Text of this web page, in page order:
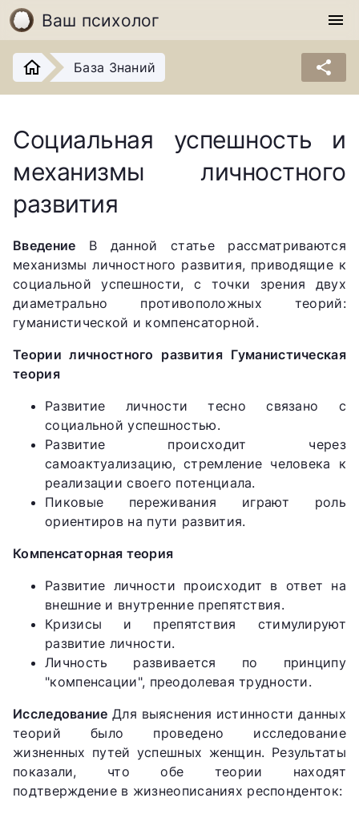
Ваш психолог menu
База Знаний share
Социальная успешность и
механизмы личностного
развития
Введение В данной статье рассматриваются
механизмы личностного развития, приводящие к
социальной успешности, с точки зрения двух
диаметрально противоположных теорий:
гуманистической и компенсаторной.
Теории личностного развития Гуманистическая
теория
Развитие личности тесно связано с
социальной успешностью.
Развитие происходит через
самоактуализацию, стремление человека к
реализации своего потенциала.
Пиковые переживания играют роль
ориентиров на пути развития.
Компенсаторная теория
Развитие личности происходит в ответ на
внешние и внутренние препятствия.
Кризисы и препятствия стимулируют
развитие личности.
Личность развивается по принципу
"компенсации", преодолевая трудности.
Исследование Для выяснения истинности данных
теорий было проведено исследование
жизненных путей успешных женщин. Результаты
показали, что обе теории находят
подтверждение в жизнеописаниях респонденток: